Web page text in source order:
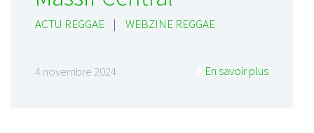
ACTU REGGAE | WEBZINE REGGAE
4 novembre 2024 En savoir plus